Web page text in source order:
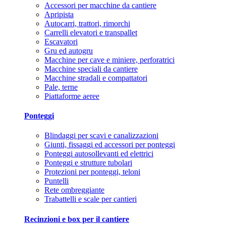
Accessori per macchine da cantiere
Apripista
Autocarri, trattori, rimorchi
Carrelli elevatori e transpallet
Escavatori
Gru ed autogru
Macchine per cave e miniere, perforatrici
Macchine speciali da cantiere
Macchine stradali e compattatori
Pale, terne
Piattaforme aeree
Ponteggi
Blindaggi per scavi e canalizzazioni
Giunti, fissaggi ed accessori per ponteggi
Ponteggi autosollevanti ed elettrici
Ponteggi e strutture tubolari
Protezioni per ponteggi, teloni
Puntelli
Rete ombreggiante
Trabattelli e scale per cantieri
Recinzioni e box per il cantiere